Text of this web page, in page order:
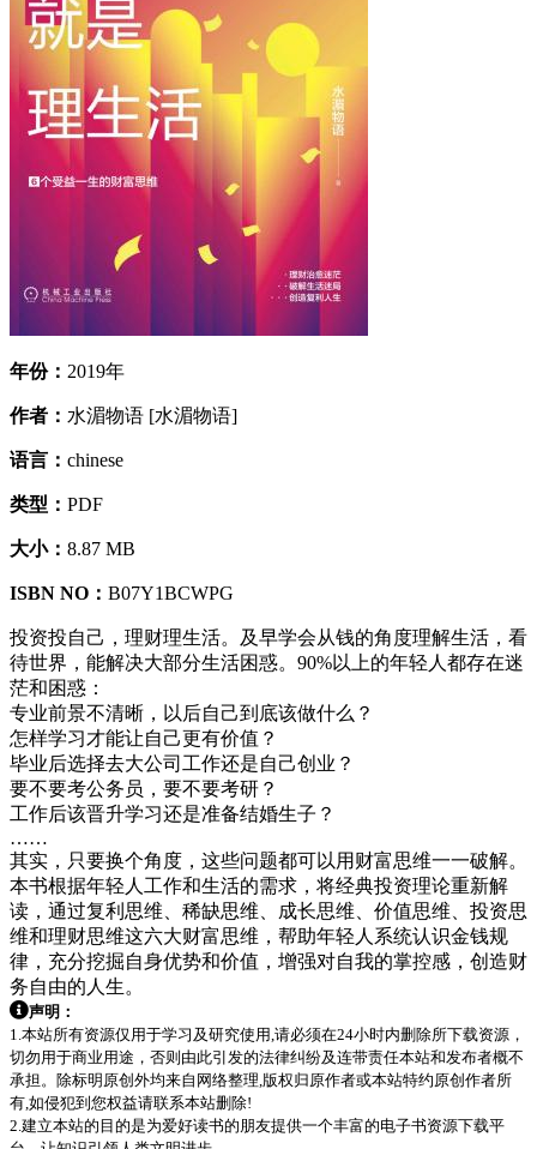
年份： 2019年
作者： 水湄物语 [水湄物语]
语言： chinese
类型： PDF
大小： 8.87 MB
ISBN NO： B07Y1BCWPG
投资投自己，理财理生活。及早学会从钱的角度理解生活，看
待世界，能解决大部分生活困惑。90%以上的年轻人都存在迷
茫和困惑：
专业前景不清晰，以后自己到底该做什么？
怎样学习才能让自己更有价值？
毕业后选择去大公司工作还是自己创业？
要不要考公务员，要不要考研？
工作后该晋升学习还是准备结婚生子？
……
其实，只要换个角度，这些问题都可以用财富思维一一破解。
本书根据年轻人工作和生活的需求，将经典投资理论重新解
读，通过复利思维、稀缺思维、成长思维、价值思维、投资思
维和理财思维这六大财富思维，帮助年轻人系统认识金钱规
律，充分挖掘自身优势和价值，增强对自我的掌控感，创造财
务自由的人生。
声明：
1.本站所有资源仅用于学习及研究使用,请必须在24小时内删除所下载资源，
切勿用于商业用途，否则由此引发的法律纠纷及连带责任本站和发布者概不
承担。除标明原创外均来自网络整理,版权归原作者或本站特约原创作者所
有,如侵犯到您权益请联系本站删除!
2.建立本站的目的是为爱好读书的朋友提供一个丰富的电子书资源下载平